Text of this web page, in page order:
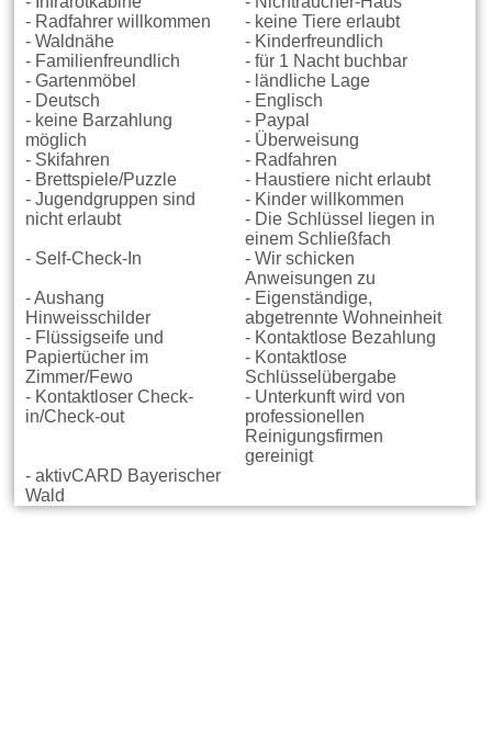
- Radfahrer willkommen
- keine Tiere erlaubt
- Waldnähe
- Kinderfreundlich
- Familienfreundlich
- für 1 Nacht buchbar
- Gartenmöbel
- ländliche Lage
- Deutsch
- Englisch
- keine Barzahlung
möglich
- Paypal
- Überweisung
- Skifahren
- Radfahren
- Brettspiele/Puzzle
- Haustiere nicht erlaubt
- Jugendgruppen sind
nicht erlaubt
- Kinder willkommen
- Die Schlüssel liegen in
einem Schließfach
- Self-Check-In
- Wir schicken
Anweisungen zu
- Aushang
Hinweisschilder
- Eigenständige,
abgetrennte Wohneinheit
- Flüssigseife und
Papiertücher im
Zimmer/Fewo
- Kontaktlose Bezahlung
- Kontaktlose
Schlüsselübergabe
- Kontaktloser Check-
in/Check-out
- Unterkunft wird von
professionellen
Reinigungsfirmen
gereinigt
- aktivCARD Bayerischer
Wald